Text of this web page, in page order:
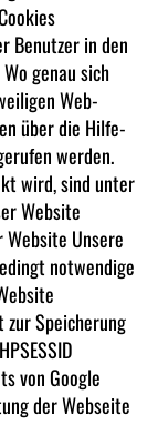
Benutzer in den
genau sich
Web-
über die Hilfe-
werden.
wird, sind unter
Website
Unsere
notwendige
Speicherung
von Google
der Webseite